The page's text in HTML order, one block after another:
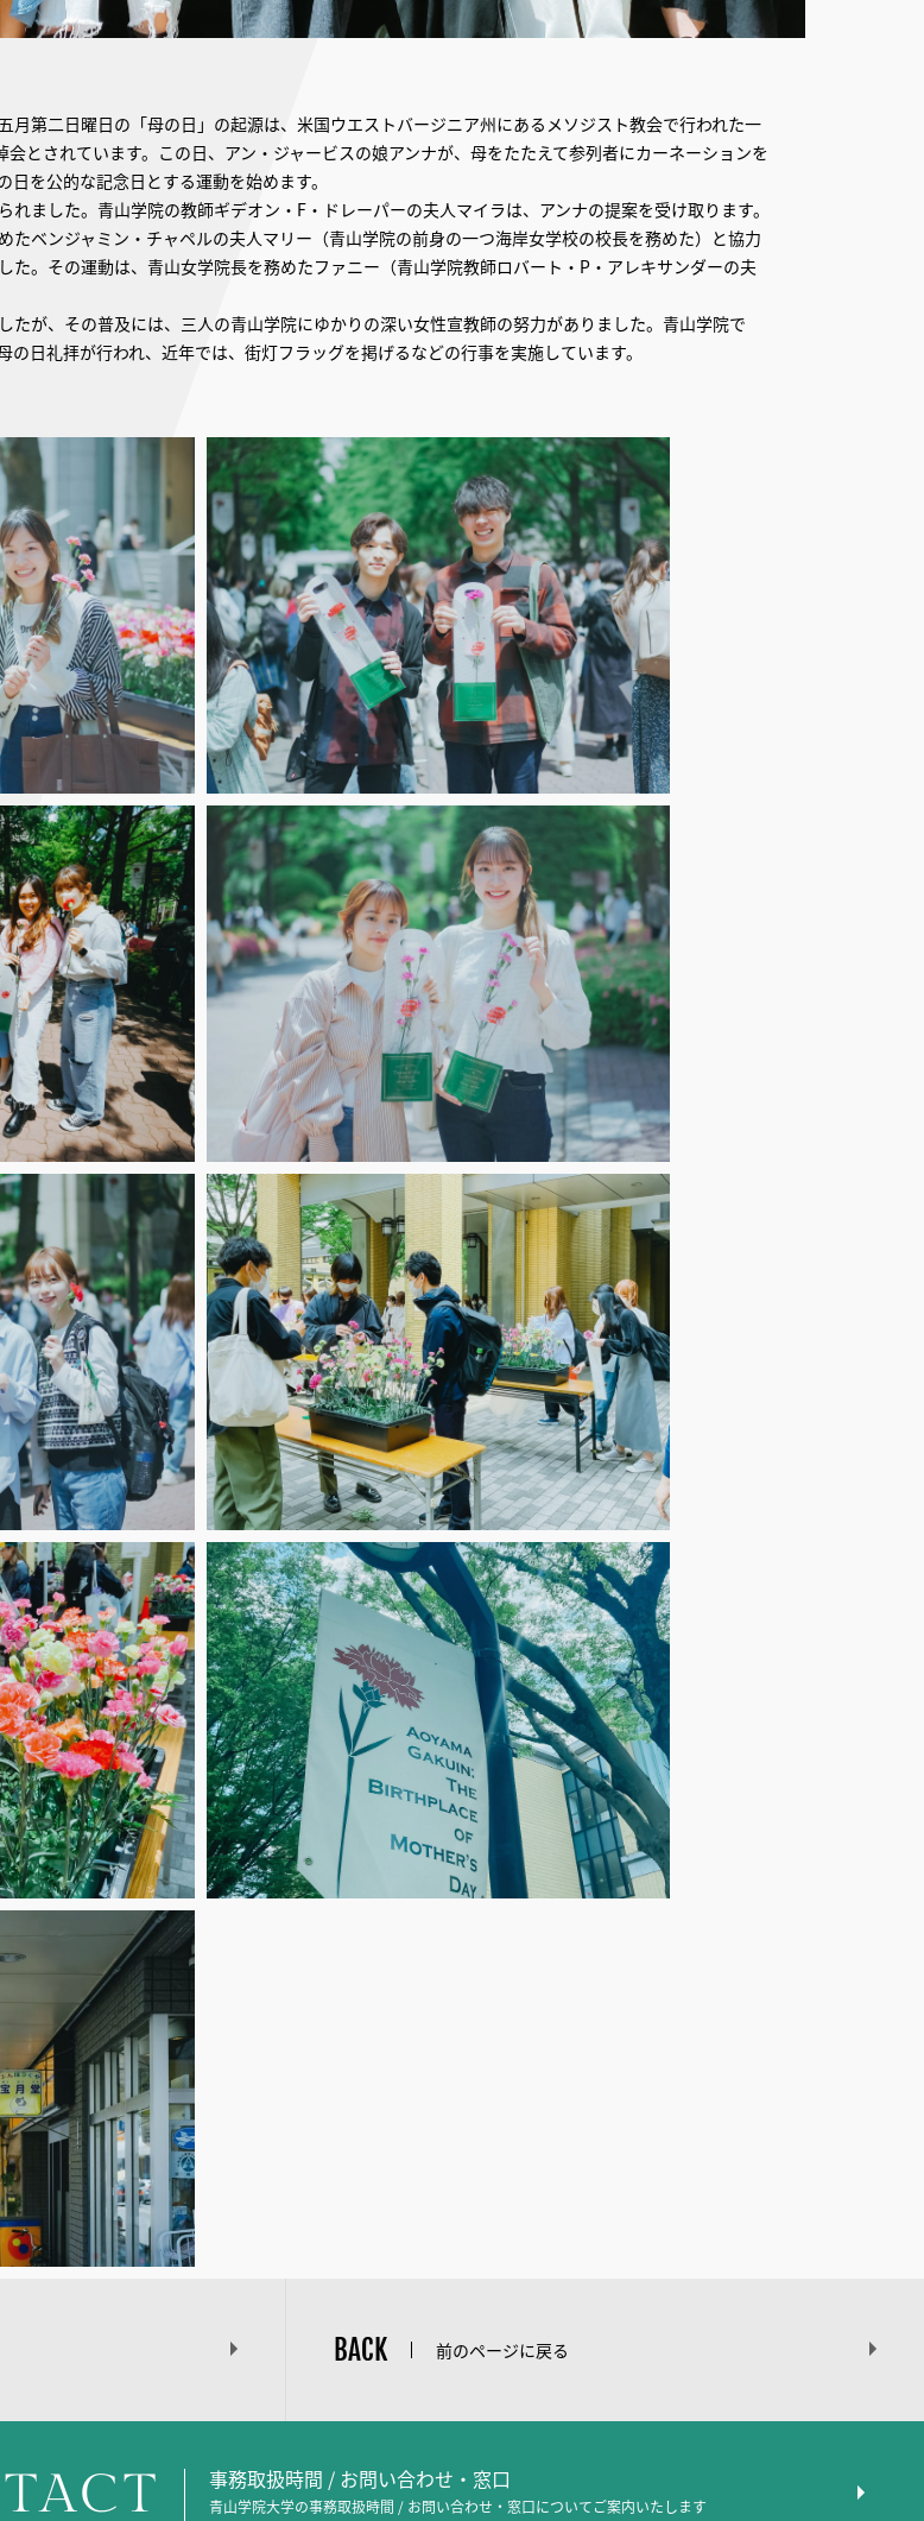
月第二日曜日の「母の日」の起源は、米国ウエストバージニア州にあるメソジスト教会で行われた一
とされています。この日、アン・ジャービスの娘アンナが、母をたたえて参列者にカーネーションを
を公的な記念日とする運動を始めます。
れました。青山学院の教師ギデオン・F・ドレーパーの夫人マイラは、アンナの提案を受け取ります。
たベンジャミン・チャペルの夫人マリー（青山学院の前身の一つ海岸女学校の校長を務めた）と協力
た。その運動は、青山女学院長を務めたファニー（青山学院教師ロバート・P・アレキサンダーの夫
たが、その普及には、三人の青山学院にゆかりの深い女性宣教師の努力がありました。青山学院で
の日礼拝が行われ、近年では、街灯フラッグを掲げるなどの行事を実施しています。
BACK 前のページに戻る
事務取扱時間 / お問い合わせ・窓口
青山学院大学の事務取扱時間 / お問い合わせ・窓口についてご案内いたします